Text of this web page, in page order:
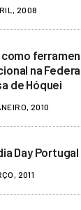
2008
na
de Hóquei
2010
Day Portugal
2011